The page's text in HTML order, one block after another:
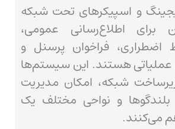
و اسپیکرهای تحت شبکه
برای اطلاع‌رسانی عمومی،
اضطراری، فراخوان پرسنل و
هستند. این سیستم‌ها
زیرساخت شبکه، امکان مدیریت
بلندگوها و نواحی مختلف یک
می‌کنند.